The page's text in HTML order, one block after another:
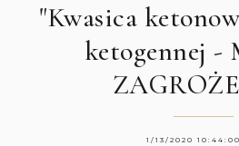
"Kwasica
ketogennej -
1/13/2020